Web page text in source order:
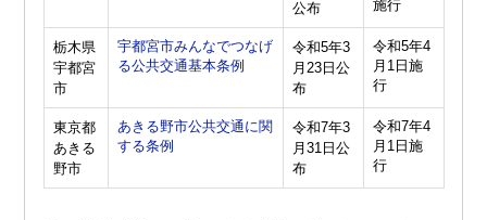
公布 施行
栃木県
宇都宮
市
宇都宮市みんなでつなげ
る公共交通基本条例
令和5年3
月23日公
布
令和5年4
月1日施
行
東京都
あきる
野市
あきる野市公共交通に関
する条例
令和7年3
月31日公
布
令和7年4
月1日施
行